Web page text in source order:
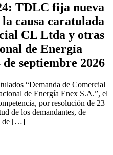
TDLC fija nueva
causa caratulada
CL Ltda y otras
de Energía
septiembre 2026
“Demanda de Comercial
de Energía Enex S.A.”, el
por resolución de 23
de los demandantes, de
de […]